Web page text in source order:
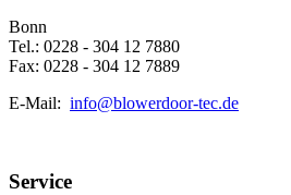
Bonn
Tel.: 0228 - 304 12 7880
Fax: 0228 - 304 12 7889
E-Mail: info@blowerdoor-tec.de
Service